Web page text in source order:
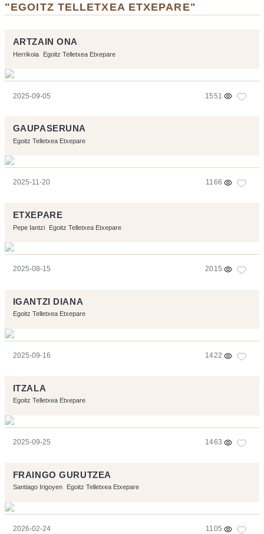
"EGOITZ TELLETXEA ETXEPARE"
ARTZAIN ONA
Herrikoia Egoitz Telletxea Etxepare
2025-09-05 1551
GAUPASERUNA
Egoitz Telletxea Etxepare
2025-11-20 1166
ETXEPARE
Pepe Iantzi Egoitz Telletxea Etxepare
2025-08-15 2015
IGANTZI DIANA
Egoitz Telletxea Etxepare
2025-09-16 1422
ITZALA
Egoitz Telletxea Etxepare
2025-09-25 1463
FRAINGO GURUTZEA
Santiago Irigoyen Egoitz Telletxea Etxepare
2026-02-24 1105